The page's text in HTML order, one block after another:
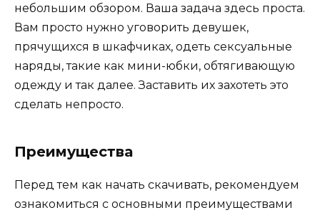
небольшим обзором. Ваша задача здесь проста.
Вам просто нужно уговорить девушек,
прячущихся в шкафчиках, одеть сексуальные
наряды, такие как мини-юбки, обтягивающую
одежду и так далее. Заставить их захотеть это
сделать непросто.
Преимущества
Перед тем как начать скачивать, рекомендуем
ознакомиться с основными преимуществами